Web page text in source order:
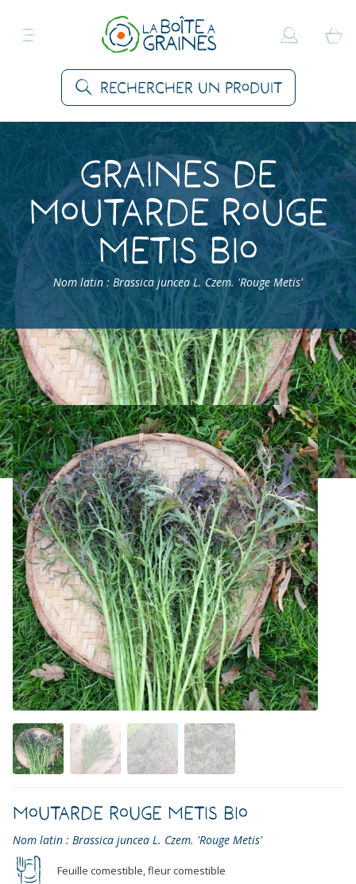
Rechercher un produit
Graines de
Moutarde Rouge
Metis Bio
Nom latin : Brassica juncea L. Czem. 'Rouge Metis'
Accueil > Produits > Graines Légumes > Moutardes >
Moutarde Rouge Metis Bio
Moutarde Rouge Metis Bio
Nom latin : Brassica juncea L. Czem. 'Rouge Metis'
Feuille comestible, fleur comestible